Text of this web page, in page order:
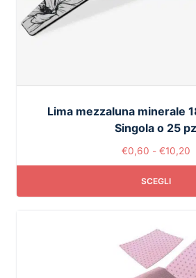
Lima mezzaluna minerale
Singola o 25 pz
€0,60 - €10,20
SCEGLI